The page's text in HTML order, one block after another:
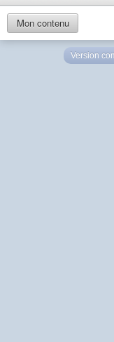
Mon contenu
Version